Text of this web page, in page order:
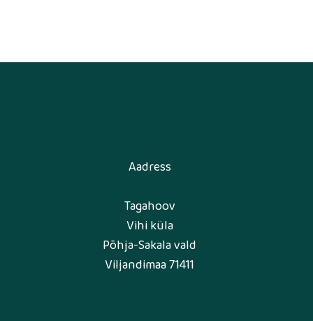
Aadress
Tagahoov
Vihi küla
Põhja-Sakala vald
Viljandimaa 71411